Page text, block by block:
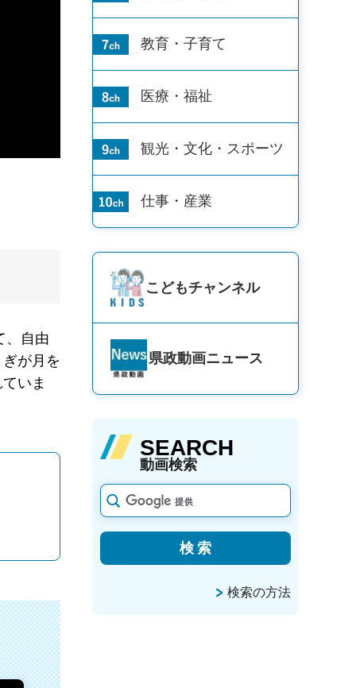
、自由
が月を
いま
教育・子育て
医療・福祉
観光・文化・ スポーツ
仕事・産業
こどもチャンネル
県政動画ニュース
SEARCH
動画検索
検索の方法